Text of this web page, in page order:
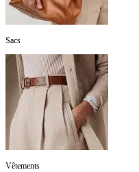
Sacs
Vêtements